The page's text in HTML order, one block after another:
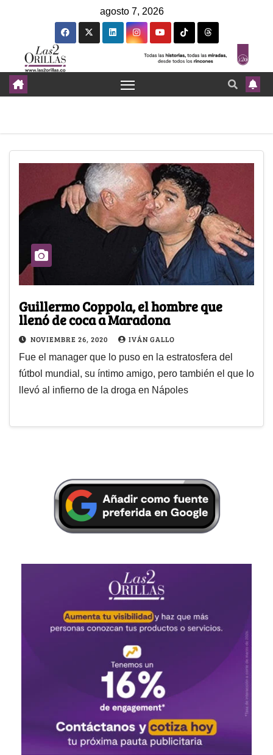
agosto 7, 2026
Guillermo Coppola, el hombre que
llenó de coca a Maradona
NOVIEMBRE 26, 2020 IVÁN GALLO
Fue el manager que lo puso en la estratosfera del
fútbol mundial, su íntimo amigo, pero también el que lo
llevó al infierno de la droga en Nápoles